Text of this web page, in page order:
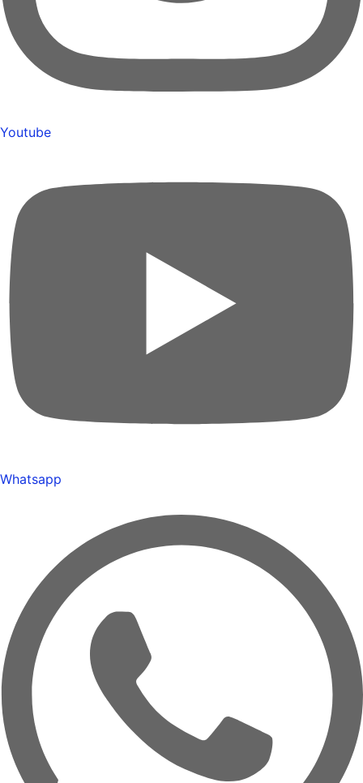
Youtube
Whatsapp